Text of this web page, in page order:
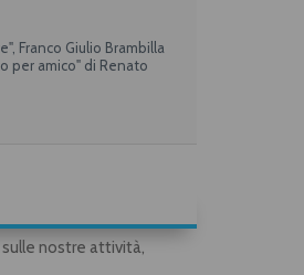
Franco Giulio Brambilla
per amico" di Renato
nostre attività,